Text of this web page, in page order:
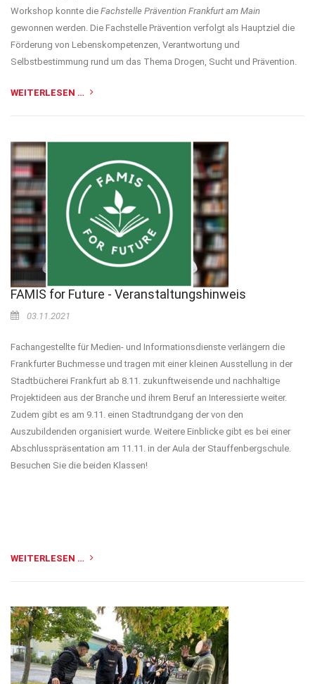
Workshop konnte die Fachstelle Prävention Frankfurt am Main
gewonnen werden. Die Fachstelle Prävention verfolgt als Hauptziel die
Förderung von Lebenskompetenzen, Verantwortung und
Selbstbestimmung rund um das Thema Drogen, Sucht und Prävention.
WEITERLESEN …
FAMIS for Future - Veranstaltungshinweis
03.11.2021
Fachangestellte für Medien- und Informationsdienste verlängern die
Frankfurter Buchmesse und tragen mit einer kleinen Ausstellung in der
Stadtbücherei Frankfurt ab 8.11. zukunftweisende und nachhaltige
Projektideen aus der Branche und ihrem Beruf an Interessierte weiter.
Zudem gibt es am 9.11. einen Stadtrundgang der von den
Auszubildenden organisiert wurde. Weitere Einblicke gibt es bei einer
Abschlusspräsentation am 11.11. in der Aula der Stauffenbergschule.
Besuchen Sie die beiden Klassen!
WEITERLESEN …